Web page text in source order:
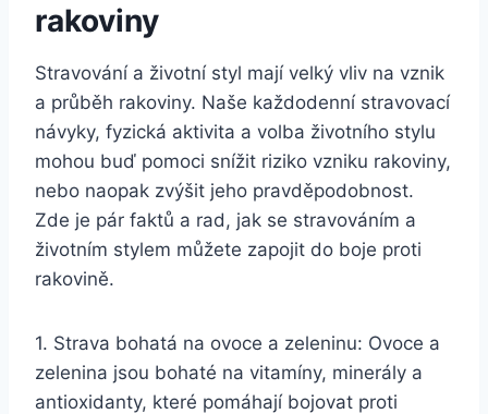
rakoviny
Stravování a životní styl mají velký vliv na vznik
a průběh rakoviny. Naše každodenní stravovací
návyky, fyzická aktivita a volba životního stylu
mohou buď pomoci snížit riziko vzniku rakoviny,
nebo naopak zvýšit jeho pravděpodobnost.
Zde je pár faktů a rad, jak se stravováním a
životním stylem můžete zapojit do boje proti
rakovině.
1. Strava bohatá na ovoce a zeleninu: Ovoce a
zelenina jsou bohaté na vitamíny, minerály a
antioxidanty, které pomáhají bojovat proti